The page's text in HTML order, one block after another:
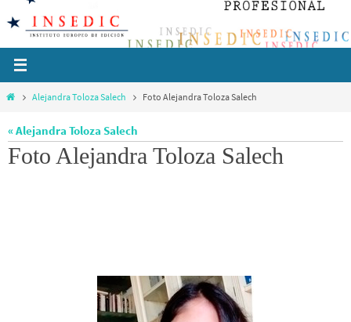
contenido
InicioAlejandra Toloza Salech Foto Alejandra Toloza Salech
« Alejandra Toloza Salech
Foto Alejandra Toloza Salech